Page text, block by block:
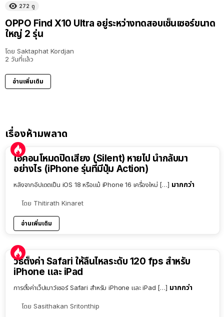
272 ดู
OPPO Find X10 Ultra อยู่ระหว่างทดสอบเซ็นเซอร์ขนาด
ใหญ่ 2 รุ่น
โดย Saktaphat Kordjan
2 วันที่แล้ว
อ่านเพิ่มเติม
เรื่องห้ามพลาด
ไอคอนโหมดปิดเสียง (Silent) หายไป นำกลับมา
อย่างไร (iPhone รุ่นที่มีปุ่ม Action)
หลังจากอัปเดตเป็น iOS 18 หรือแม้ iPhone 16 เครื่องใหม่ […] มากกว่า
โดย Thitirath Kinaret
อ่านเพิ่มเติม
วิธีตั้งค่า Safari ให้ลื่นไหลระดับ 120 fps สำหรับ
iPhone และ iPad
การตั้งค่าเว็ปเบาว์เซอร์ Safari สำหรับ iPhone และ iPad […] มากกว่า
โดย Sasithakan Sritonthip